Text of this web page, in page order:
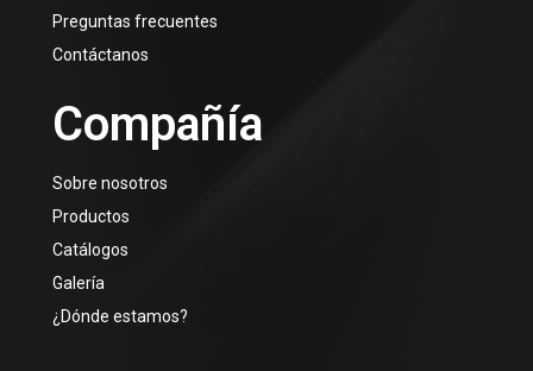
Preguntas frecuentes
Contáctanos
Compañía
Sobre nosotros
Productos
Catálogos
Galería
¿Dónde estamos?